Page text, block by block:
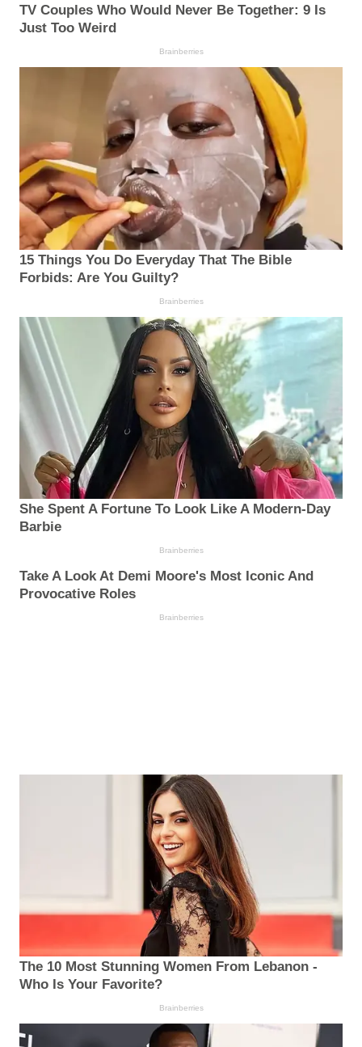
TV Couples Who Would Never Be Together: 9 Is
Just Too Weird
Brainberries
15 Things You Do Everyday That The Bible
Forbids: Are You Guilty?
Brainberries
She Spent A Fortune To Look Like A Modern-Day
Barbie
Brainberries
Take A Look At Demi Moore's Most Iconic And
Provocative Roles
Brainberries
The 10 Most Stunning Women From Lebanon -
Who Is Your Favorite?
Brainberries